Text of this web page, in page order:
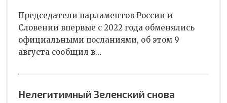
Председатели парламентов России и
Словении впервые с 2022 года обменялись
официальными посланиями, об этом 9
августа сообщил в…
Нелегитимный Зеленский снова